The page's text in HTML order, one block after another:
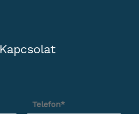
Kapcsolat